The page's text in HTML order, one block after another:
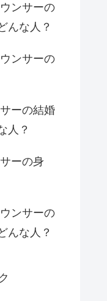
ンサーの
んな人？
ンサーの
ーの結婚
人？
ーの身
ンサーの
んな人？